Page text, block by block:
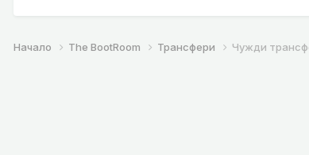
Начало The BootRoom Трансфери Чужди